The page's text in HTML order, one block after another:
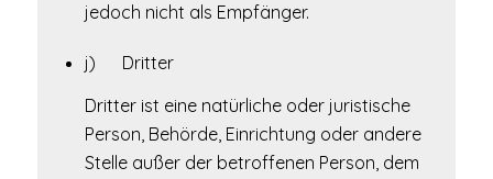
jedoch nicht als Empfänger.
j) Dritter
Dritter ist eine natürliche oder juristische
Person, Behörde, Einrichtung oder andere
Stelle außer der betroffenen Person, dem